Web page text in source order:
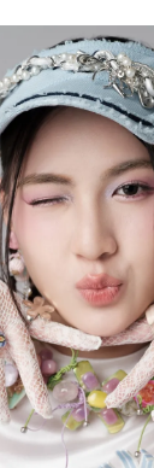
mọi hình thức
Ghi rõ nguồn
này.